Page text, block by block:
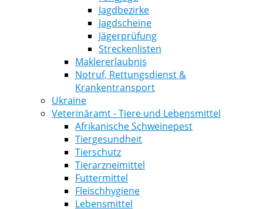
Jagdbezirke
Jagdscheine
Jägerprüfung
Streckenlisten
Maklererlaubnis
Notruf, Rettungsdienst &
Krankentransport
Ukraine
Veterinäramt - Tiere und Lebensmittel
Afrikanische Schweinepest
Tiergesundheit
Tierschutz
Tierarzneimittel
Futtermittel
Fleischhygiene
Lebensmittel